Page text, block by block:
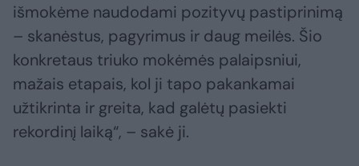
išmokėme naudodami pozityvų pastiprinimą
– skanėstus, pagyrimus ir daug meilės. Šio
konkretaus triuko mokėmės palaipsniui,
mažais etapais, kol ji tapo pakankamai
užtikrinta ir greita, kad galėtų pasiekti
rekordinį laiką“, – sakė ji.